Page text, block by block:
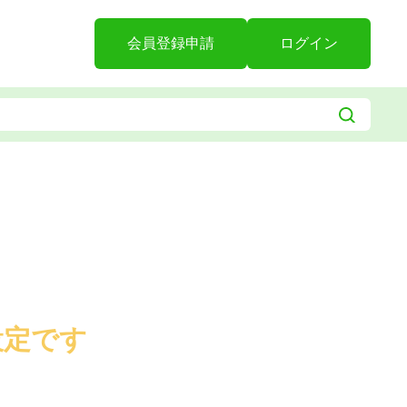
会員登録申請 ログイン
です